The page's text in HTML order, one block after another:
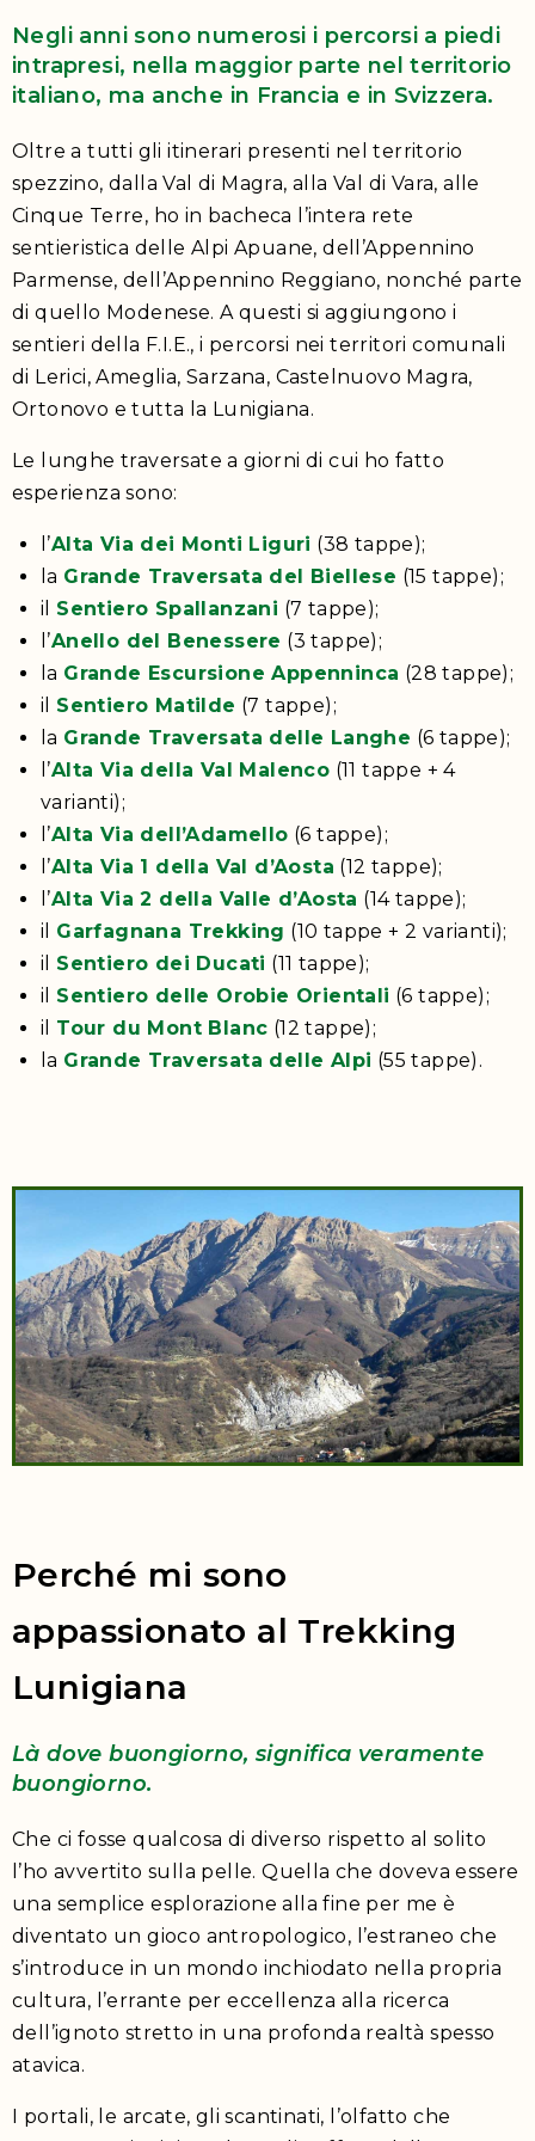
Negli anni sono numerosi i percorsi a piedi
intrapresi, nella maggior parte nel territorio
italiano, ma anche in Francia e in Svizzera.
Oltre a tutti gli itinerari presenti nel territorio
spezzino, dalla Val di Magra, alla Val di Vara, alle
Cinque Terre, ho in bacheca l’intera rete
sentieristica delle Alpi Apuane, dell’Appennino
Parmense, dell’Appennino Reggiano, nonché parte
di quello Modenese. A questi si aggiungono i
sentieri della F.I.E., i percorsi nei territori comunali
di Lerici, Ameglia, Sarzana, Castelnuovo Magra,
Ortonovo e tutta la Lunigiana.
Le lunghe traversate a giorni di cui ho fatto
esperienza sono:
l’Alta Via dei Monti Liguri (38 tappe);
la Grande Traversata del Biellese (15 tappe);
il Sentiero Spallanzani (7 tappe);
l’Anello del Benessere (3 tappe);
la Grande Escursione Appenninca (28 tappe);
il Sentiero Matilde (7 tappe);
la Grande Traversata delle Langhe (6 tappe);
l’Alta Via della Val Malenco (11 tappe + 4
varianti);
l’Alta Via dell’Adamello (6 tappe);
l’Alta Via 1 della Val d’Aosta (12 tappe);
l’Alta Via 2 della Valle d’Aosta (14 tappe);
il Garfagnana Trekking (10 tappe + 2 varianti);
il Sentiero dei Ducati (11 tappe);
il Sentiero delle Orobie Orientali (6 tappe);
il Tour du Mont Blanc (12 tappe);
la Grande Traversata delle Alpi (55 tappe).
Perché mi sono
appassionato al Trekking
Lunigiana
Là dove buongiorno, significa veramente
buongiorno.
Che ci fosse qualcosa di diverso rispetto al solito
l’ho avvertito sulla pelle. Quella che doveva essere
una semplice esplorazione alla fine per me è
diventato un gioco antropologico, l’estraneo che
s’introduce in un mondo inchiodato nella propria
cultura, l’errante per eccellenza alla ricerca
dell’ignoto stretto in una profonda realtà spesso
atavica.
I portali, le arcate, gli scantinati, l’olfatto che